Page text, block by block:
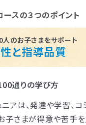
スの３つのポイント
のお子さまをサポート
と指導品質
通りの学び方
アは、発達や学習、コ
子さまが得意や苦手を